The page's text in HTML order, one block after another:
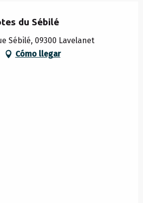
du Sébilé
Sébilé, 09300 Lavelanet
Cómo llegar